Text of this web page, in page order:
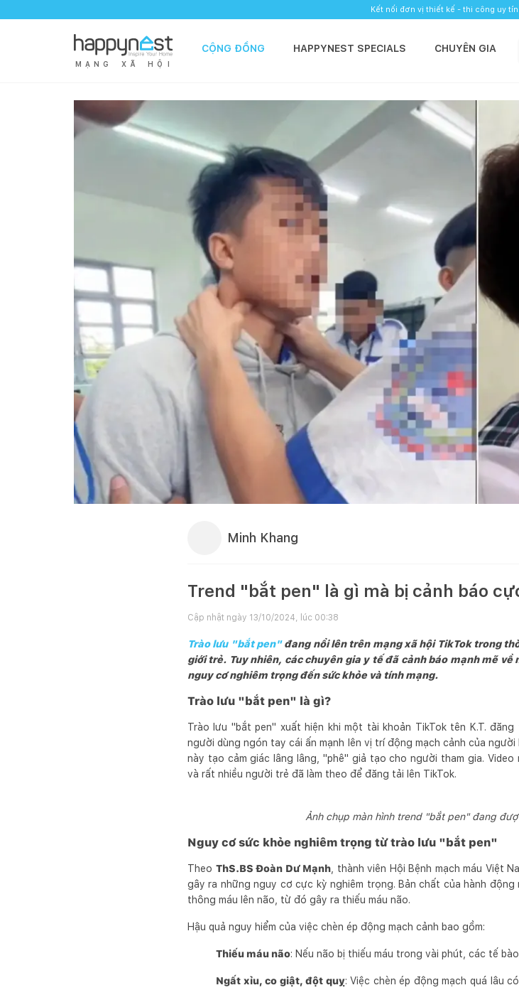
Kết nối đơn vị thiết kế - thi công uy tín.
M Ạ N G X Ã H Ộ I
CỘNG ĐỒNG HAPPYNEST SPECIALS CHUYÊN GIA
Minh Khang
Trend "bắt pen" là gì mà bị cảnh báo
Cập nhật ngày 13/10/2024, lúc 00:38
Trào lưu "bắt pen"đang nổi lên trên mạng xã hội TikTok trong
giới trẻ. Tuy nhiên, các chuyên gia y tế đã cảnh báo mạnh mẽ
nguy cơ nghiêm trọng đến sức khỏe và tính mạng.
Trào lưu "bắt pen" là gì?
Trào lưu "bắt pen" xuất hiện khi một tài khoản TikTok tên K.T.
người dùng ngón tay cái ấn mạnh lên vị trí động mạch cảnh của
này tạo cảm giác lâng lâng, "phê" giả tạo cho người tham gia.
và rất nhiều người trẻ đã làm theo để đăng tải lên TikTok.
Ảnh chụp màn hình trend "bắt pen" đang
Nguy cơ sức khỏe nghiêm trọng từ trào lưu "bắt pen"
Theo ThS.BS Đoàn Dư Mạnh , thành viên Hội Bệnh mạch máu Việt
gây ra những nguy cơ cực kỳ nghiêm trọng. Bản chất của hành
thông máu lên não, từ đó gây ra thiếu máu não.
Hậu quả nguy hiểm của việc chèn ép động mạch cảnh bao gồm:
Thiếu máu não: Nếu não bị thiếu máu trong vài phút, các tế
Ngất xỉu, co giật, đột quỵ: Việc chèn ép động mạch quá lâu